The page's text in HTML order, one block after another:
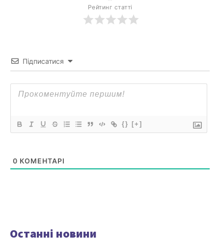
Рейтинг статті
Підписатися
{} [+]
0 КОМЕНТАРІ
Останні новини